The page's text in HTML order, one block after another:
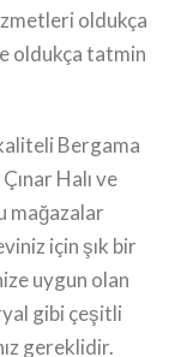
oldukça
oldukça tatmin
Bergama
Çınar Halı ve
mağazalar
için şık bir
uygun olan
gibi çeşitli
gereklidir.